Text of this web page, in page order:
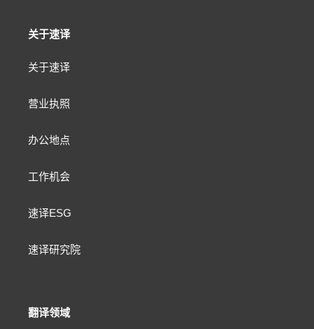
关于速译
关于速译
营业执照
办公地点
工作机会
速译ESG
速译研究院
翻译领域